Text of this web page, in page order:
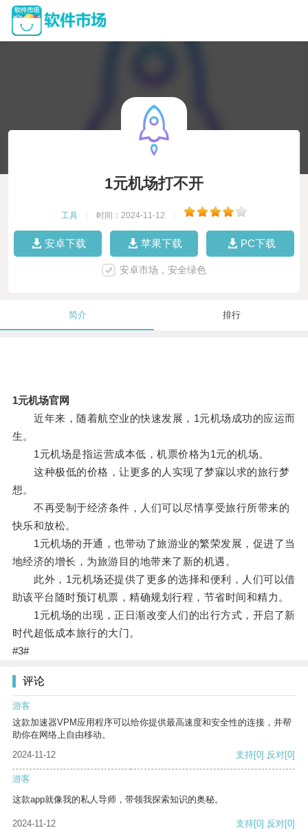
1元机场打不开
工具 时间：2024-11-12
安卓下载 苹果下载 PC下载
安卓市场，安全绿色
简介 排行
1元机场官网
近年来，随着航空业的快速发展，1元机场成功的应运而
生。
1元机场是指运营成本低，机票价格为1元的机场。
这种极低的价格，让更多的人实现了梦寐以求的旅行梦
想。
不再受制于经济条件，人们可以尽情享受旅行所带来的
快乐和放松。
1元机场的开通，也带动了旅游业的繁荣发展，促进了当
地经济的增长，为旅游目的地带来了新的机遇。
此外，1元机场还提供了更多的选择和便利，人们可以借
助该平台随时预订机票，精确规划行程，节省时间和精力。
1元机场的出现，正日渐改变人们的出行方式，开启了新
时代超低成本旅行的大门。
#3#
评论
游客
这款加速器VPM应用程序可以给你提供最高速度和安全性的连接，并帮
助你在网络上自由移动。
2024-11-12
支持[0] 反对[0]
游客
这款app就像我的私人导师，带领我探索知识的奥秘。
2024-11-12 支持[0] 反对[0]